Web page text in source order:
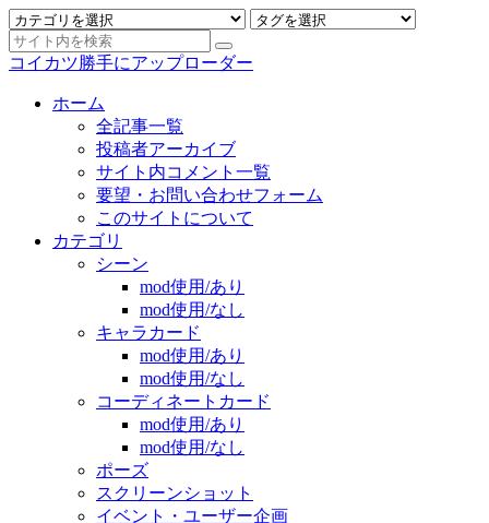
コイカツ勝手にアップローダー
ホーム
全記事一覧
投稿者アーカイブ
サイト内コメント一覧
要望・お問い合わせフォーム
このサイトについて
カテゴリ
シーン
mod使用/あり
mod使用/なし
キャラカード
mod使用/あり
mod使用/なし
コーディネートカード
mod使用/あり
mod使用/なし
ポーズ
スクリーンショット
イベント・ユーザー企画